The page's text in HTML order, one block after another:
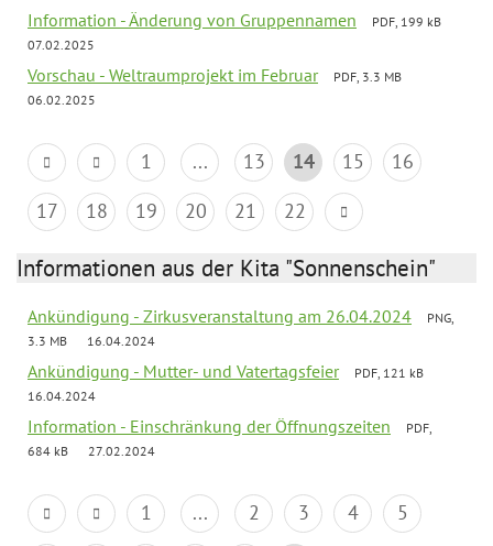
Information - Änderung von Gruppennamen
PDF, 199 kB
07.02.2025
Vorschau - Weltraumprojekt im Februar
PDF, 3.3 MB
06.02.2025
1 ... 13 14 15
16
17
18 19 20 21 22
Informationen aus der Kita "Sonnenschein"
Ankündigung - Zirkusveranstaltung am 26.04.2024
PNG,
3.3 MB
16.04.2024
Ankündigung - Mutter- und Vatertagsfeier
PDF, 121 kB
16.04.2024
Information - Einschränkung der Öffnungszeiten
PDF,
684 kB
27.02.2024
1 ... 2 3 4
5